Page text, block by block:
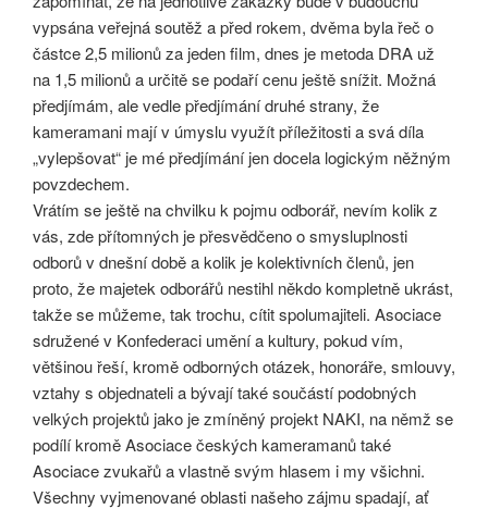
vypsána veřejná soutěž a před rokem, dvěma byla řeč o
částce 2,5 milionů za jeden film, dnes je metoda DRA už
na 1,5 milionů a určitě se podaří cenu ještě snížit. Možná
předjímám, ale vedle předjímání druhé strany, že
kameramani mají v úmyslu využít příležitosti a svá díla
„vylepšovat“ je mé předjímání jen docela logickým něžným
povzdechem.
Vrátím se ještě na chvilku k pojmu odborář, nevím kolik z
vás, zde přítomných je přesvědčeno o smysluplnosti
odborů v dnešní době a kolik je kolektivních členů, jen
proto, že majetek odborářů nestihl někdo kompletně ukrást,
takže se můžeme, tak trochu, cítit spolumajiteli. Asociace
sdružené v Konfederaci umění a kultury, pokud vím,
většinou řeší, kromě odborných otázek, honoráře, smlouvy,
vztahy s objednateli a bývají také součástí podobných
velkých projektů jako je zmíněný projekt NAKI, na němž se
podílí kromě Asociace českých kameramanů také
Asociace zvukařů a vlastně svým hlasem i my všichni.
Všechny vyjmenované oblasti našeho zájmu spadají, ať